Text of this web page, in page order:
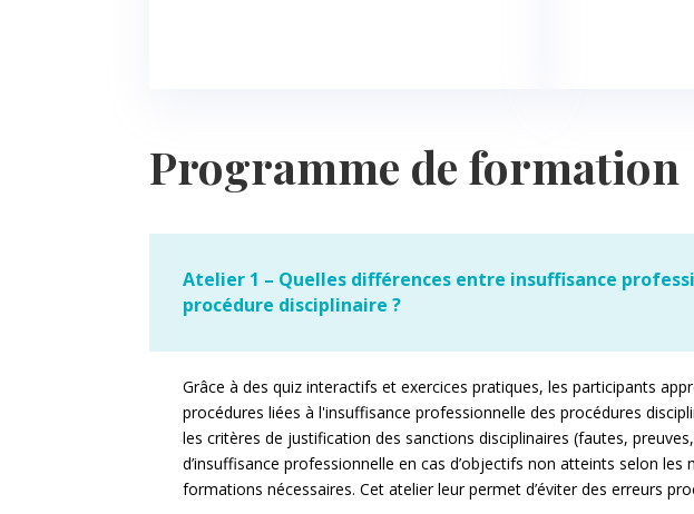
Programme de formation
Atelier 1 – Quelles différences entre insuffisance
procédure disciplinaire ?
Grâce à des quiz interactifs et exercices pratiques, les participants
procédures liées à l'insuffisance professionnelle des procédures
les critères de justification des sanctions disciplinaires (fautes,
d’insuffisance professionnelle en cas d’objectifs non atteints selon les
formations nécessaires. Cet atelier leur permet d’éviter des erreurs